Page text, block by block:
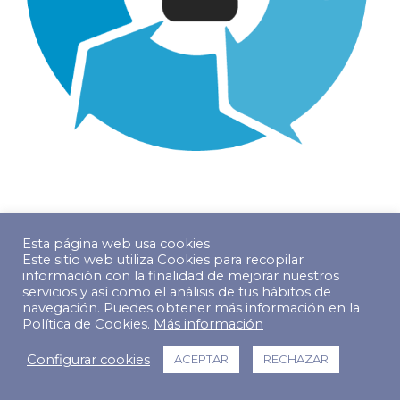
© Copyright 2022 The Predictive Index. Todos los derechos
reservados.
Footer Menu
Esta página web usa cookies
Este sitio web utiliza Cookies para recopilar
información con la finalidad de mejorar nuestros
servicios y así como el análisis de tus hábitos de
navegación. Puedes obtener más información en la
Política de Cookies. Más información
Configurar cookies ACEPTAR RECHAZAR